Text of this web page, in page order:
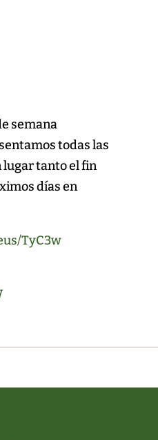
semana
todas las
tanto el fin
días en
TyC3w